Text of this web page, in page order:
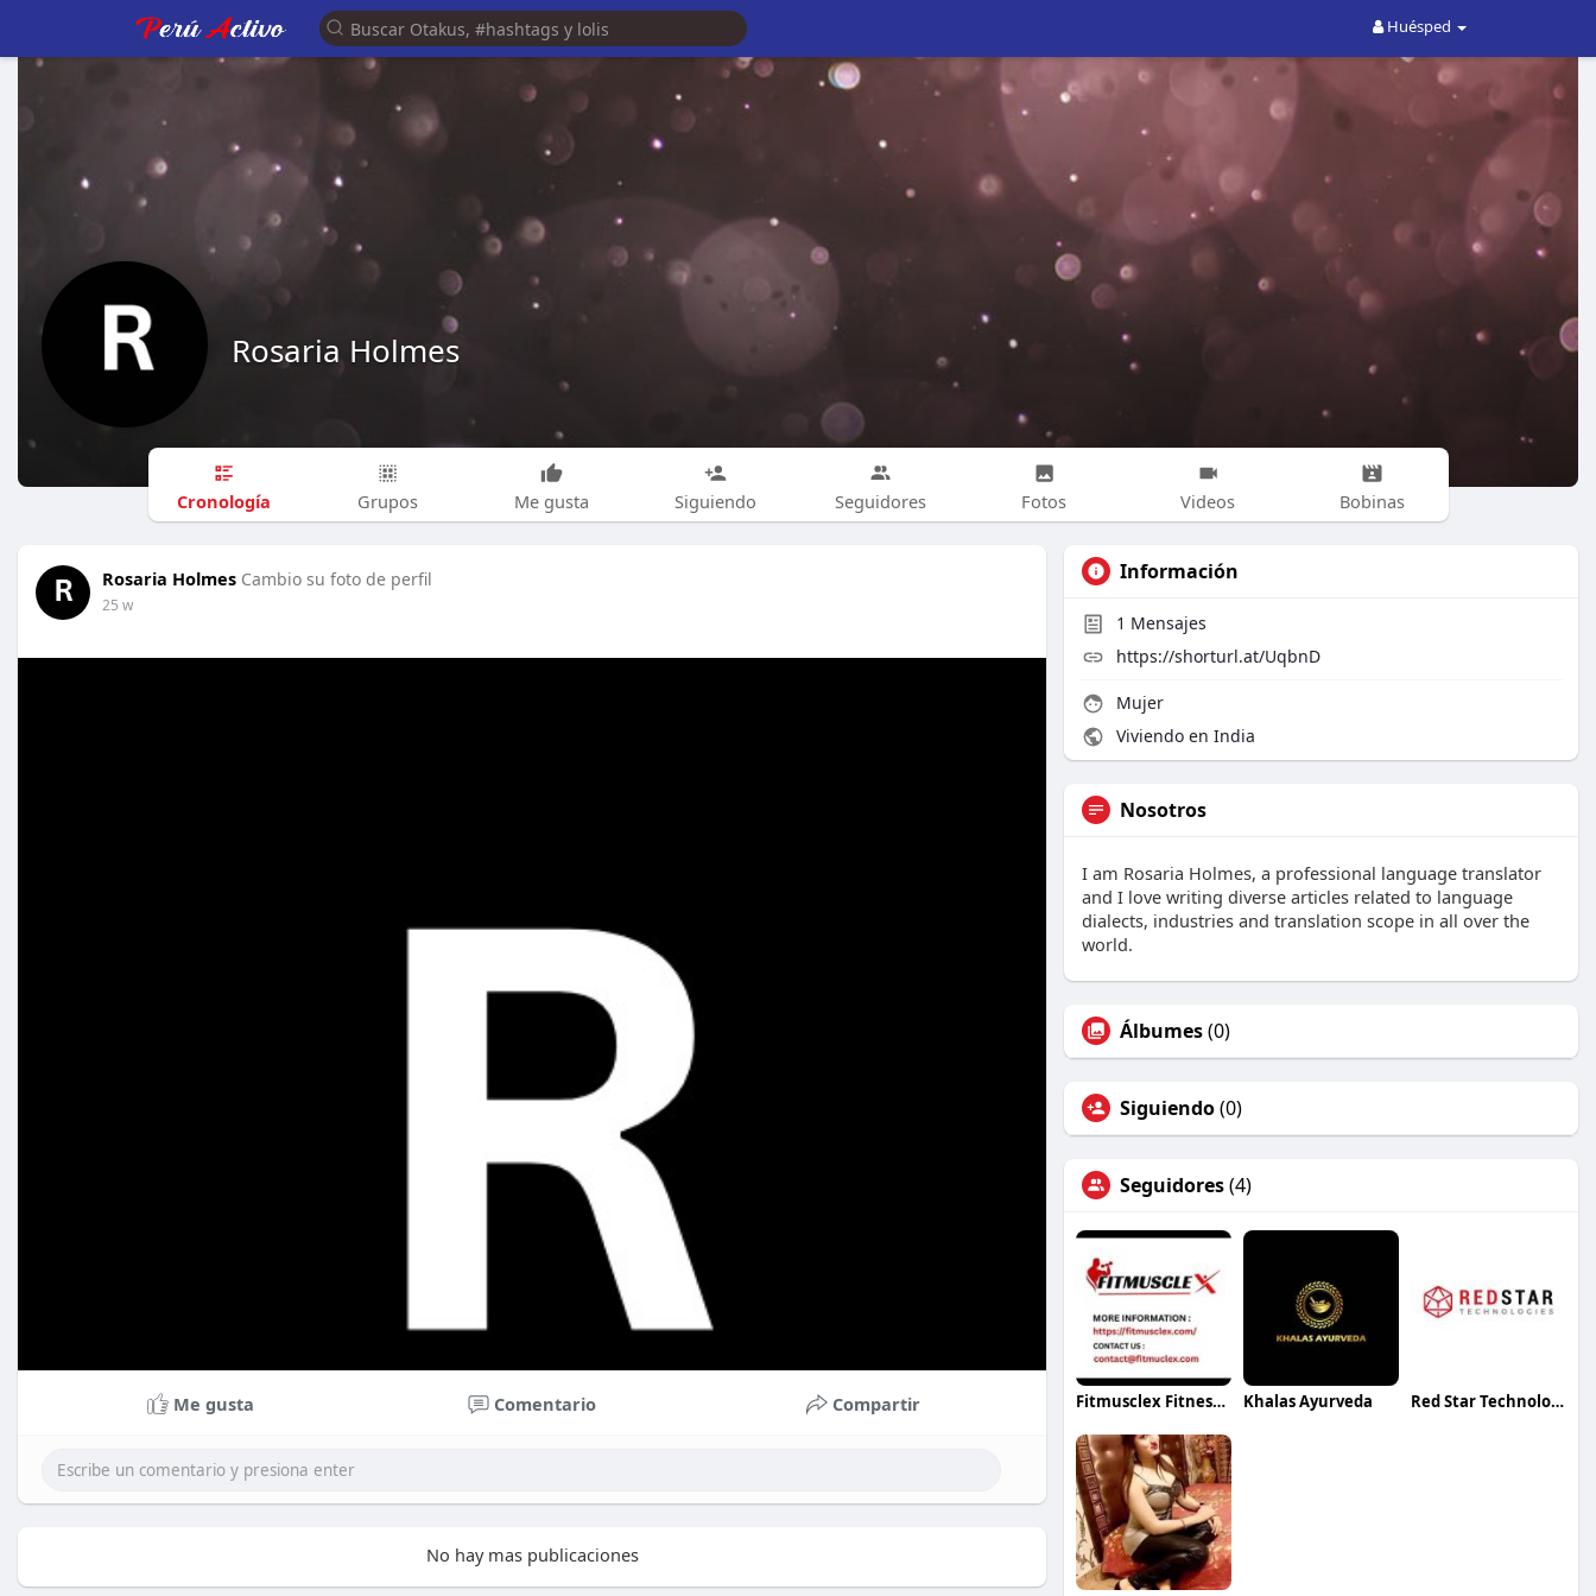
Huésped
Rosaria Holmes
Cronología Grupos Me gusta Siguiendo Seguidores Fotos Videos Bobinas
Rosaria Holmes Cambio su foto de perfil
25 w
Me gusta Comentario Compartir
No hay mas publicaciones
Información
1 Mensajes
https://shorturl.at/UqbnD
Mujer
Viviendo en India
Nosotros
I am Rosaria Holmes, a professional language translator
and I love writing diverse articles related to language
dialects, industries and translation scope in all over the
world.
Álbumes(0)
Siguiendo(0)
Seguidores(4)
Fitmusclex Fitness Informative Blogging Website Khalas Ayurveda Red Star Technologies